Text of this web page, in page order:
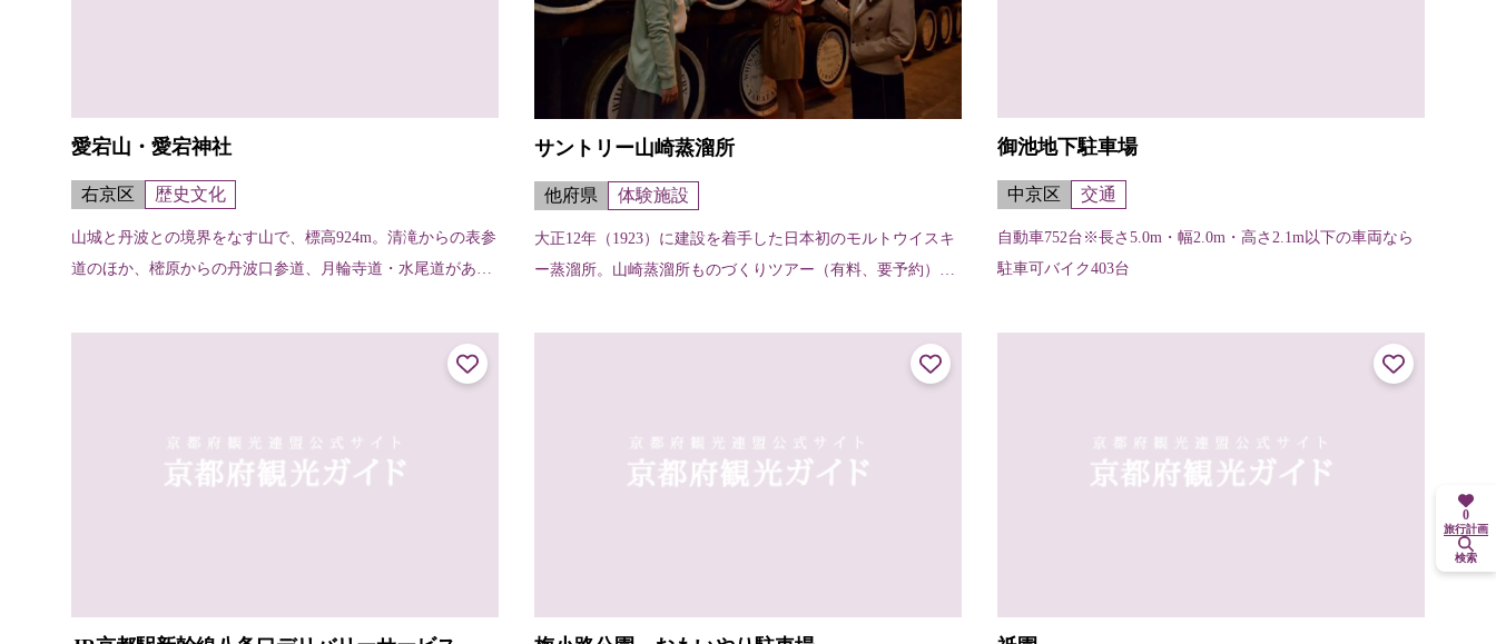
愛宕山・愛宕神社
右京区 歴史文化
山城と丹波との境界をなす山で、標高924m。清滝からの表参
道のほか、樒原からの丹波口参道、月輪寺道・水尾道がある
頂には愛宕神社があり、古く...
サントリー山崎蒸溜所
他府県 体験施設
大正12年（1923）に建設を着手した日本初のモルトウイスキ
ー蒸溜所。山崎蒸溜所ものづくりツアー（有料、要予約）で
イスキー原酒のテイスティン...
御池地下駐車場
中京区 交通
自動車752台※長さ5.0m・幅2.0m・高さ2.1m以下の車両なら
駐車可バイク403台
0
旅行計画
検索